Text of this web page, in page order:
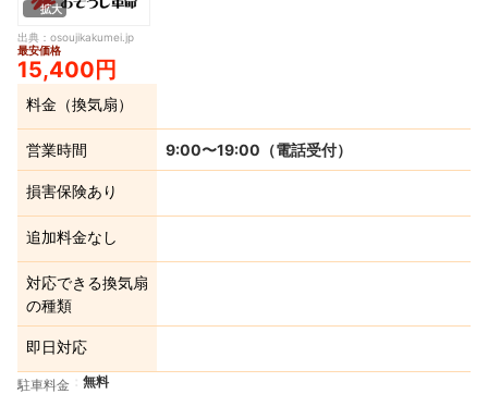
拡大
出典： osoujikakumei.jp
最安価格
15,400円
料金（換気扇）
営業時間 9:00〜19:00（電話受付）
損害保険あり
追加料金なし
対応できる換気扇
の種類
即日対応
駐車料金
無料